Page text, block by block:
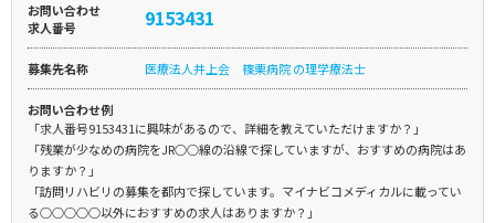
お問い合わせ
求人番号
9153431
募集先名称 医療法人井上会 篠栗病院 の理学療法士
お問い合わせ例
「求人番号9153431に興味があるので、詳細を教えていただけますか？」
「残業が少なめの病院をJR○○線の沿線で探していますが、おすすめの病院はあ
りますか？」
「訪問リハビリの募集を都内で探しています。マイナビコメディカルに載ってい
る○○○○○以外におすすめの求人はありますか？」